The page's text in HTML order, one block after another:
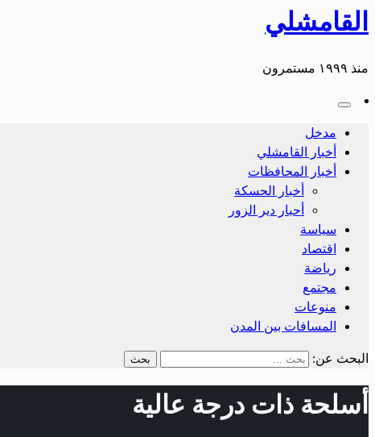
القامشلي
منذ ١٩٩٩ مستمرون
مدخل
أخبار القامشلي
أخبار المحافظات
أخبار الحسكة
أحبار دير الزور
سياسة
اقتصاد
رياضة
مجتمع
منوعات
المسافات بين المدن
البحث عن:
أسلحة ذات درجة عالية